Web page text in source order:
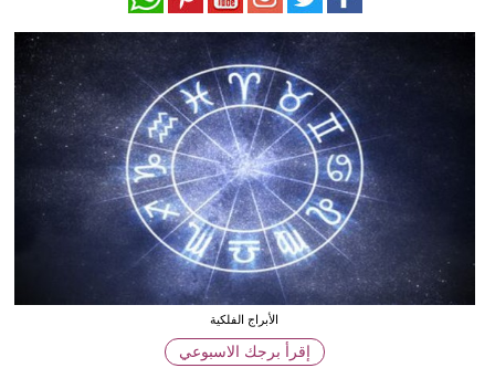
سياحة
وسفر
ديكور
أخبار
الأبراج الفلكية
إقرأ برجك الاسبوعي